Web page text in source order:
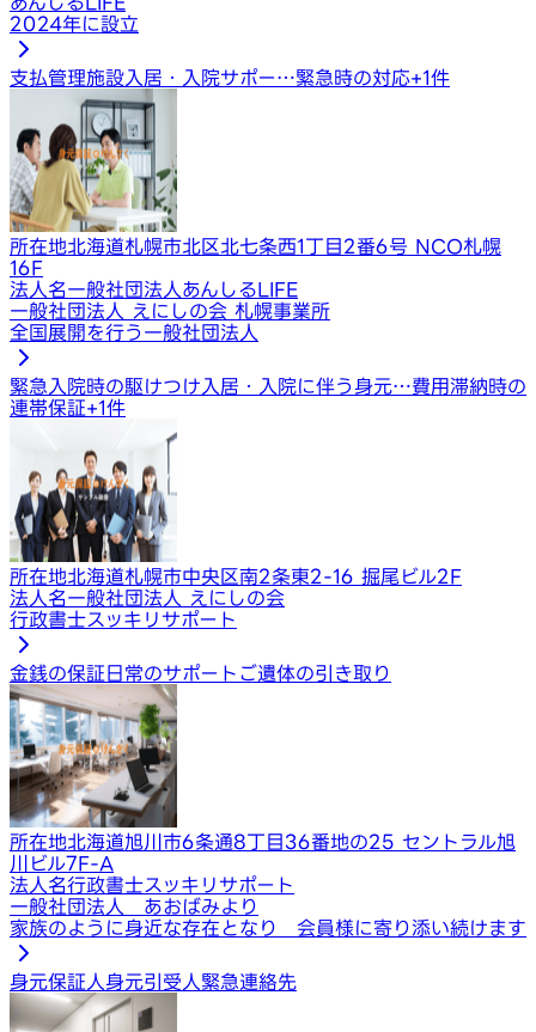
2024年に設立
支払管理施設入居・入院サポー…緊急時の対応+1件
所在地北海道札幌市北区北七条西1丁目2番6号 NCO札幌
16F
法人名一般社団法人あんしるLIFE
一般社団法人 えにしの会 札幌事業所
全国展開を行う一般社団法人
緊急入院時の駆けつけ 入居・入院に伴う身元…費用滞納時の
連帯保証+1件
所在地北海道札幌市中央区南2条東2-16 掘尾ビル2F
法人名一般社団法人 えにしの会
行政書士スッキリサポート
金銭の保証日常のサポート ご遺体の引き取り
所在地北海道旭川市6条通8丁目36番地の25 セントラル旭
川ビル7F-A
法人名行政書士スッキリサポート
一般社団法人 あおばみより
家族のように身近な存在となり 会員様に寄り添い続けます
身元保証人身元引受人緊急連絡先